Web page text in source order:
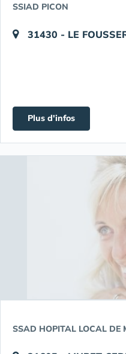
SSIAD PICON
31430 - LE
Plus d'infos
SSAD HOPITAL LOCAL DE